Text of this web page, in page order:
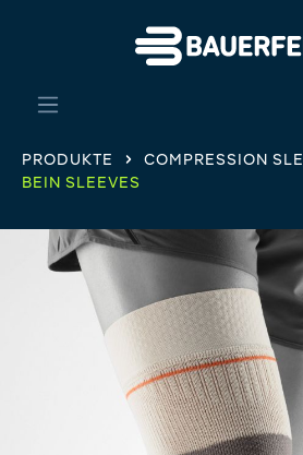
PRODUKTE
COMPRESSION
BEIN SLEEVES